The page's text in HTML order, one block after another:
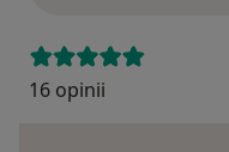
16 opinii